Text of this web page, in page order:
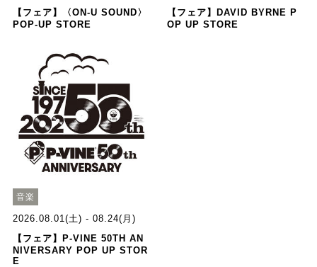
【フェア】〈ON-U SOUND〉
POP-UP STORE
【フェア】DAVID BYRNE P
OP UP STORE
音楽
2026.08.01(土) - 08.24(月)
【フェア】P-VINE 50TH AN
NIVERSARY POP UP STOR
E